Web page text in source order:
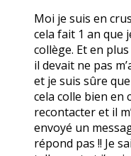
Moi je suis en
cela fait 1 an que
collège. Et en
il devait ne pas
et je suis sûre
cela colle bien en
recontacter et il
envoyé un
répond pas !! Je